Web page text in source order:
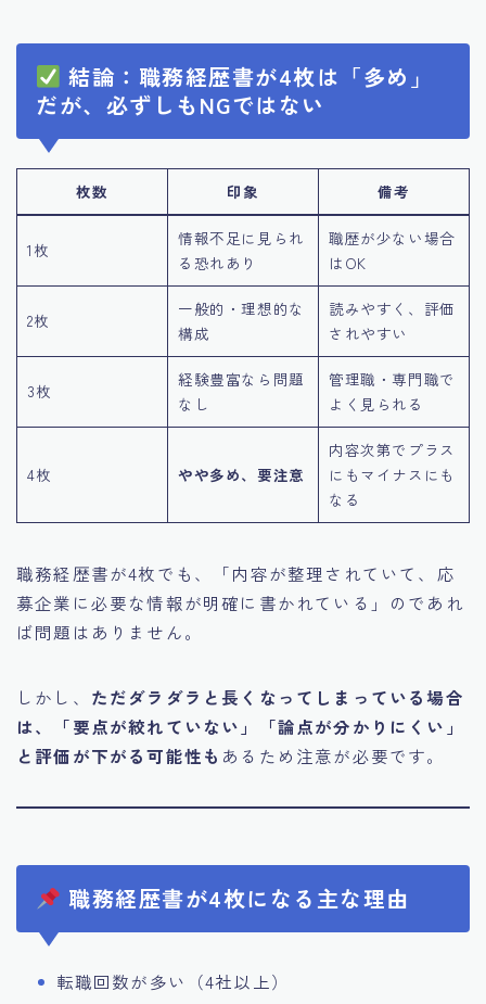
結論：職務経歴書が4枚は「多め」
だが、必ずしもNGではない
枚数 印象 備考
1枚
情報不足に見られ
る恐れあり
職歴が少ない場合
はOK
2枚
一般的・理想的な
構成
読みやすく、評価
されやすい
3枚
経験豊富なら問題
なし
管理職・専門職で
よく見られる
4枚 やや多め、要注意
内容次第でプラス
にもマイナスにも
なる
職務経歴書が4枚でも、「内容が整理されていて、応
募企業に必要な情報が明確に書かれている」のであれ
ば問題はありません。
しかし、 ただダラダラと長くなってしまっている場合
は、「要点が絞れていない」「論点が分かりにくい」
と評価が下がる可能性も あるため注意が必要です。
職務経歴書が4枚になる主な理由
転職回数が多い（4社以上）